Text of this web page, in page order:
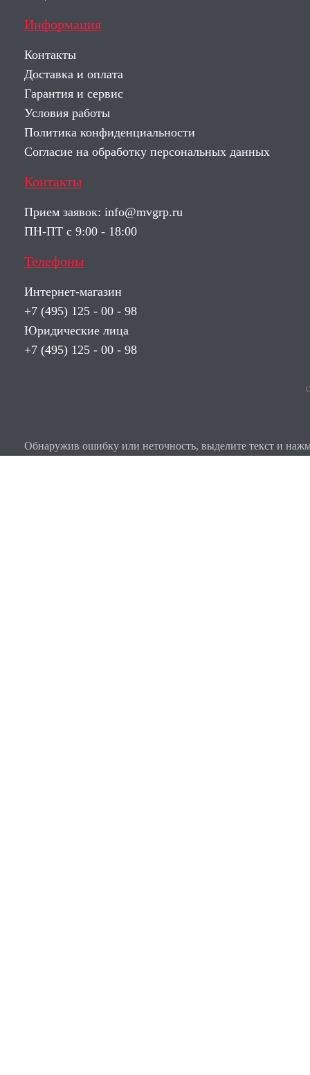
Информация
Контакты
Доставка и оплата
Гарантия и сервис
Условия работы
Политика конфиденциальности
Согласие на обработку персональных данных
Контакты
Прием заявок: info@mvgrp.ru
ПН-ПТ с 9:00 - 18:00
Телефоны
Интернет-магазин
+7 (495) 125 - 00 - 98
Юридические лица
+7 (495) 125 - 00 - 98
Обнаружив ошибку или неточность, выделите текст и